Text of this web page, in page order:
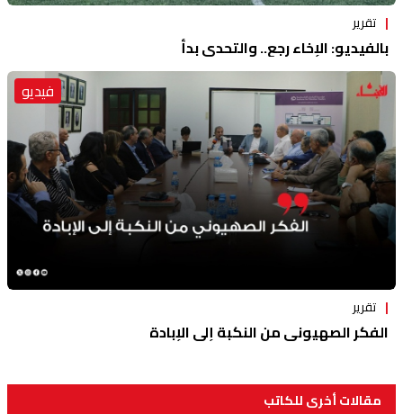
تقرير
بالفيديو: الإخاء رجع.. والتحدي بدأ
فيديو
تقرير
الفكر الصهيوني من النكبة إلى الإبادة
مقالات أخرى للكاتب